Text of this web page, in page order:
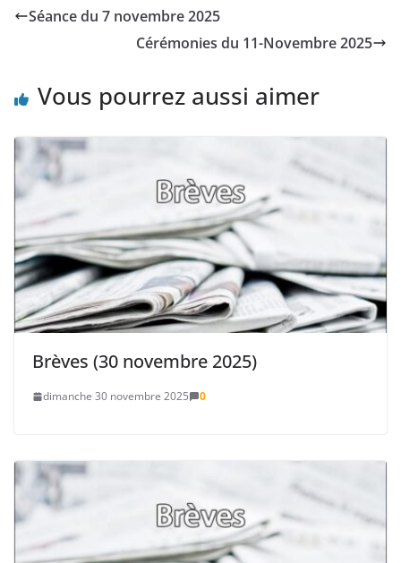
Séance du 7 novembre 2025
Cérémonies du 11-Novembre 2025
Vous pourrez aussi aimer
Brèves (30 novembre 2025)
dimanche 30 novembre 2025 0